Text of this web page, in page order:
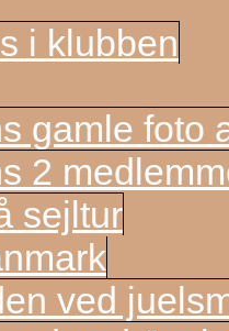
i klubben
gamle foto
2
sejltur
ved